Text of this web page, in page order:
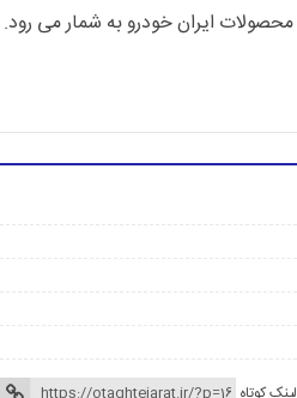
ایران خودرو به شمار می رود.